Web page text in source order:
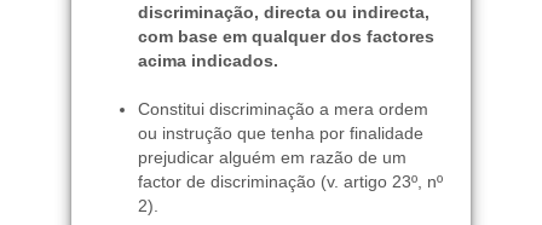
discriminação, directa ou indirecta,
com base em qualquer dos factores
acima indicados.
Constitui discriminação a mera ordem
ou instrução que tenha por finalidade
prejudicar alguém em razão de um
factor de discriminação (v. artigo 23º, nº
2).